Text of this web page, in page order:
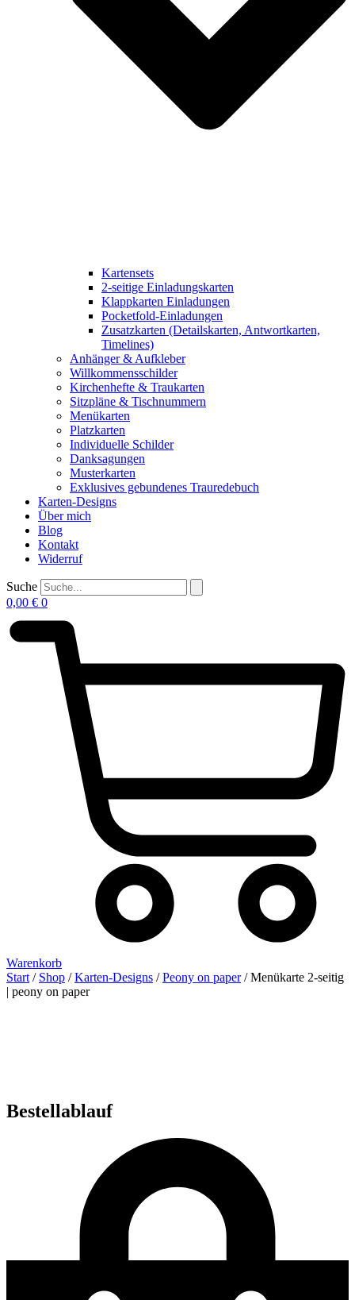
Kartensets
2-seitige Einladungskarten
Klappkarten Einladungen
Pocketfold-Einladungen
Zusatzkarten (Detailskarten, Antwortkarten,
Timelines)
Anhänger & Aufkleber
Willkommensschilder
Kirchenhefte & Traukarten
Sitzpläne & Tischnummern
Menükarten
Platzkarten
Individuelle Schilder
Danksagungen
Musterkarten
Exklusives gebundenes Trauredebuch
Karten-Designs
Über mich
Blog
Kontakt
Widerruf
Suche
0,00 € 0
Warenkorb
Start / Shop /Karten-Designs /Peony on paper/ Menükarte 2-seitig
| peony on paper
Bestellablauf